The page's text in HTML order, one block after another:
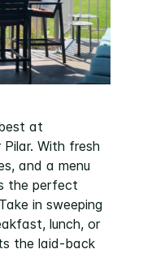
at
Pilar. With fresh
and a menu
the perfect
in sweeping
lunch, or
the laid-back